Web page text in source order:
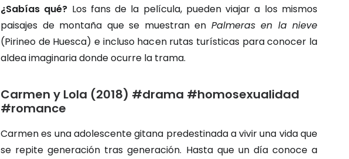
¿Sabías qué? Los fans de la película, pueden viajar a los mismos
paisajes de montaña que se muestran en Palmeras en la nieve
(Pirineo de Huesca) e incluso hacen rutas turísticas para conocer la
aldea imaginaria donde ocurre la trama.
Carmen y Lola (2018) #drama #homosexualidad
#romance
Carmen es una adolescente gitana predestinada a vivir una vida que
se repite generación tras generación. Hasta que un día conoce a